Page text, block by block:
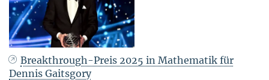
Breakthrough-Preis 2025 in Mathematik für
Dennis Gaitsgory